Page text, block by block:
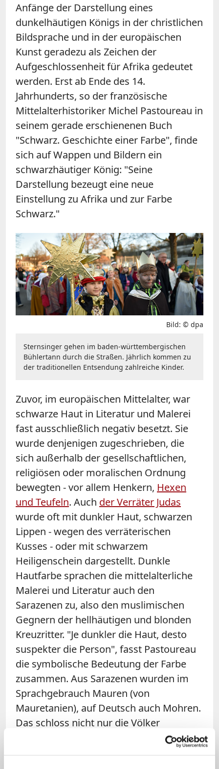
Anfänge der Darstellung eines
dunkelhäutigen Königs in der christlichen
Bildsprache und in der europäischen
Kunst geradezu als Zeichen der
Aufgeschlossenheit für Afrika gedeutet
werden. Erst ab Ende des 14.
Jahrhunderts, so der französische
Mittelalterhistoriker Michel Pastoureau in
seinem gerade erschienenen Buch
"Schwarz. Geschichte einer Farbe", finde
sich auf Wappen und Bildern ein
schwarzhäutiger König: "Seine
Darstellung bezeugt eine neue
Einstellung zu Afrika und zur Farbe
Schwarz."
Bild: © dpa
Sternsinger gehen im baden-württembergischen
Bühlertann durch die Straßen. Jährlich kommen zu
der traditionellen Entsendung zahlreiche Kinder.
Zuvor, im europäischen Mittelalter, war
schwarze Haut in Literatur und Malerei
fast ausschließlich negativ besetzt. Sie
wurde denjenigen zugeschrieben, die
sich außerhalb der gesellschaftlichen,
religiösen oder moralischen Ordnung
bewegten - vor allem Henkern, Hexen
und Teufeln. Auch der Verräter Judas
wurde oft mit dunkler Haut, schwarzen
Lippen - wegen des verräterischen
Kusses - oder mit schwarzem
Heiligenschein dargestellt. Dunkle
Hautfarbe sprachen die mittelalterliche
Malerei und Literatur auch den
Sarazenen zu, also den muslimischen
Gegnern der hellhäutigen und blonden
Kreuzritter. "Je dunkler die Haut, desto
suspekter die Person", fasst Pastoureau
die symbolische Bedeutung der Farbe
zusammen. Aus Sarazenen wurden im
Sprachgebrauch Mauren (von
Mauretanien), auf Deutsch auch Mohren.
Das schloss nicht nur die Völker
Nordafrikas ein, sondern sämtliche
Muslime von Spanien bis zum Mittleren